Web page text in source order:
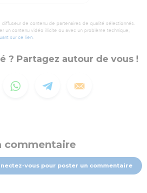
de contenu de partenaires de qualité sélectionnés.
un contenu vidéo illicite ou avec un problème technique,
sur ce lien.
? Partagez autour de vous !
commentaire
vous pour poster un commentaire